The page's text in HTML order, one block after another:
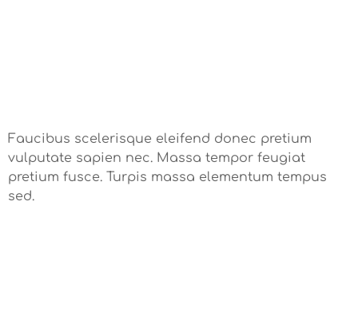
Faucibus scelerisque eleifend donec pretium
vulputate sapien nec. Massa tempor feugiat
pretium fusce. Turpis massa elementum tempus
sed.